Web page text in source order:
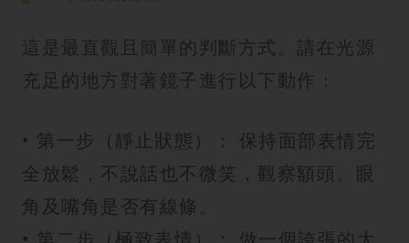
這是最直觀且簡單的判斷方式。請在光源
充足的地方對著鏡子進行以下動作：
• 第一步（靜止狀態）： 保持面部表情完
全放鬆，不說話也不微笑，觀察額頭、眼
角及嘴角是否有線條。